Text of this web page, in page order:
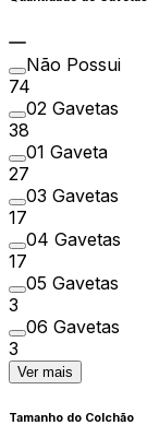
Não Possui
74
02 Gavetas
38
01 Gaveta
27
03 Gavetas
17
04 Gavetas
17
05 Gavetas
3
06 Gavetas
3
Ver mais
Tamanho do Colchão